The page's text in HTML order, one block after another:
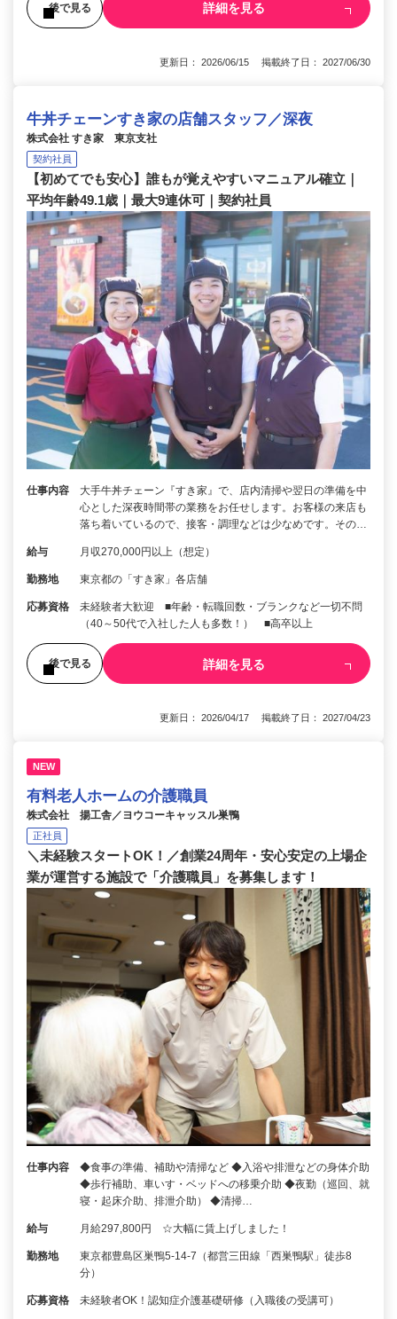
後で見る 詳細を見る
更新日： 2026/06/15 掲載終了日： 2027/06/30
牛丼チェーンすき家の店舗スタッフ／深夜
株式会社 すき家 東京支社
契約社員
【初めてでも安心】誰もが覚えやすいマニュアル確立｜
平均年齢49.1歳｜最大9連休可｜契約社員
仕事内容
大手牛丼チェーン『すき家』で、店内清掃や翌日の準備を中
心とした深夜時間帯の業務をお任せします。お客様の来店も
落ち着いているので、接客・調理などは少なめです。その…
給与 月収270,000円以上（想定）
勤務地 東京都の「すき家」各店舗
応募資格
未経験者大歓迎 ■年齢・転職回数・ブランクなど一切不問
（40～50代で入社した人も多数！） ■高卒以上
後で見る 詳細を見る
更新日： 2026/04/17 掲載終了日： 2027/04/23
NEW
有料老人ホームの介護職員
株式会社 揚工舎／ヨウコーキャッスル巣鴨
正社員
＼未経験スタートOK！／創業24周年・安心安定の上場企
業が運営する施設で「介護職員」を募集します！
仕事内容
◆食事の準備、補助や清掃など ◆入浴や排泄などの身体介助
◆歩行補助、車いす・ベッドへの移乗介助 ◆夜勤（巡回、就
寝・起床介助、排泄介助） ◆清掃…
給与 月給297,800円 ☆大幅に賃上げしました！
勤務地
東京都豊島区巣鴨5-14-7（都営三田線「西巣鴨駅」徒歩8
分）
応募資格 未経験者OK！認知症介護基礎研修（入職後の受講可）